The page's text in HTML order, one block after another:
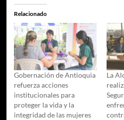
Relacionado
Gobernación de Antioquia
refuerza acciones
institucionales para
proteger la vida y la
integridad de las mujeres
La